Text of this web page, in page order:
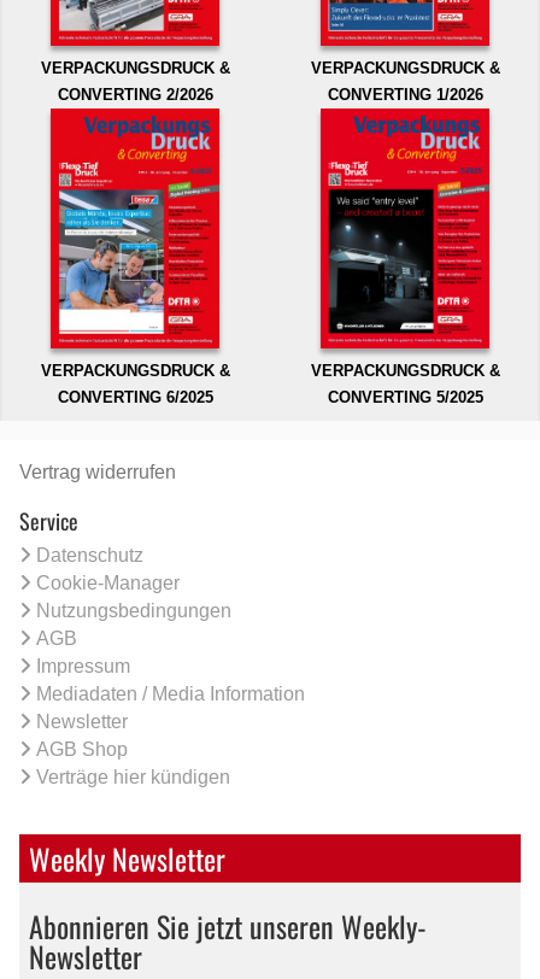
VERPACKUNGSDRUCK &
CONVERTING 2/2026
VERPACKUNGSDRUCK &
CONVERTING 1/2026
VERPACKUNGSDRUCK &
CONVERTING 6/2025
VERPACKUNGSDRUCK &
CONVERTING 5/2025
Vertrag widerrufen
Service
Datenschutz
Cookie-Manager
Nutzungsbedingungen
AGB
Impressum
Mediadaten / Media Information
Newsletter
AGB Shop
Verträge hier kündigen
Weekly Newsletter
Abonnieren Sie jetzt unseren Weekly-
Newsletter